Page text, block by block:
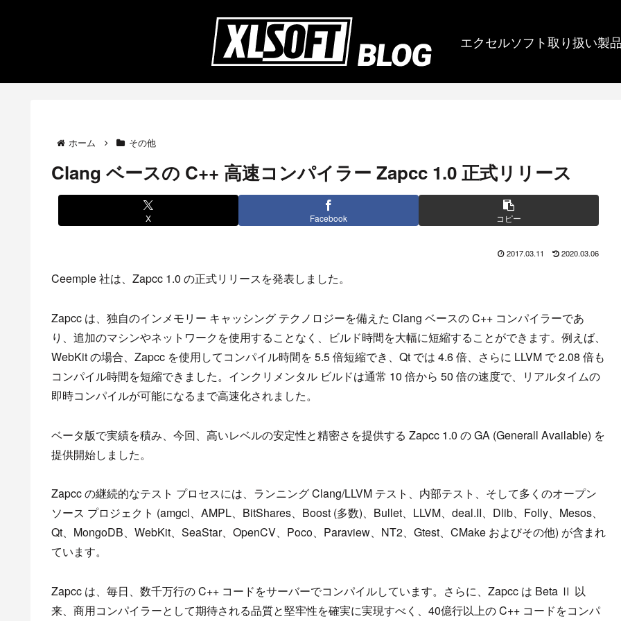
エクセルソフト取り扱い製
ホーム その他
Clang ベースの C++ 高速コンパイラー Zapcc 1.0 正式リリース
X Facebook コピー
2017.03.11 2020.03.06
Ceemple 社は、Zapcc 1.0 の正式リリースを発表しました。
Zapcc は、独自のインメモリー キャッシング テクノロジーを備えた Clang ベースの C++ コンパイラーであ
り、追加のマシンやネットワークを使用することなく、ビルド時間を大幅に短縮することができます。例えば、
WebKit の場合、Zapcc を使用してコンパイル時間を 5.5 倍短縮でき、Qt では 4.6 倍、さらに LLVM で 2.08 倍も
コンパイル時間を短縮できました。インクリメンタル ビルドは通常 10 倍から 50 倍の速度で、リアルタイムの
即時コンパイルが可能になるまで高速化されました。
ベータ版で実績を積み、今回、高いレベルの安定性と精密さを提供する Zapcc 1.0 の GA (Generall Available) を
提供開始しました。
Zapcc の継続的なテスト プロセスには、ランニング Clang/LLVM テスト、内部テスト、そして多くのオープン
ソース プロジェクト (amgcl、AMPL、BitShares、Boost (多数)、Bullet、LLVM、deal.II、Dlib、Folly、Mesos、
Qt、MongoDB、WebKit、SeaStar、OpenCV、Poco、Paraview、NT2、Gtest、CMake およびその他) が含まれ
ています。
Zapcc は、毎日、数千万行の C++ コードをサーバーでコンパイルしています。さらに、Zapcc は Beta Ⅱ 以
来、商用コンパイラーとして期待される品質と堅牢性を確実に実現すべく、40億行以上の C++ コードをコンパ